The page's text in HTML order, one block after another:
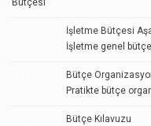
İşletme Bütçesi
İşletme genel
Bütçe
Pratikte bütçe
Bütçe Kılavuzu